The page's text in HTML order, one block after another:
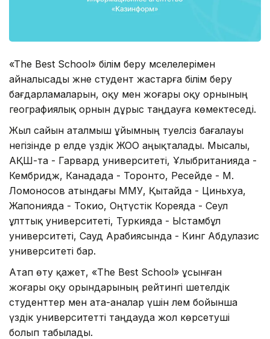
«The Best School» білім беру мәселелерімен
айналысады және студент жастарға білім беру
бағдарламаларын, оқу мен жоғары оқу орнының
географиялық орнын дұрыс таңдауға көмектеседі.
Жыл сайын аталмыш ұйымның тәуелсіз бағалауы
негізінде әр елде үздік ЖОО аңықталады. Мысалы,
АҚШ-та - Гарвард университеті, Ұлыбританияда -
Кембридж, Канадада - Торонто, Ресейде - М.
Ломоносов атындағы ММУ, Қытайда - Циньхуа,
Жапонияда - Токио, Оңтүстік Кореяда - Сеул
ұлттық университеті, Туркияда - Ыстамбұл
университеті, Сауд Арабиясында - Кинг Абдулазис
университеті бар.
Атап өту қажет, «The Best School» ұсынған
жоғары оқу орындарының рейтингі шетелдік
студенттер мен ата-аналар үшін әлем бойынша
үздік университетті таңдауда жол көрсетуші
болып табылады.